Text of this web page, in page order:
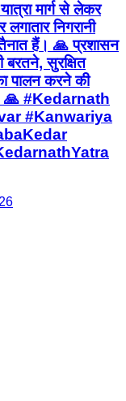
मार्ग से लेकर
निगरानी
हैं। 🙏 प्रशासन
सुरक्षित
पालन करने की
🙏 #Kedarnath
#Kanwariya